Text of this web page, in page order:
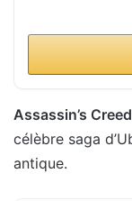
Assassin’s
célèbre saga
antique.